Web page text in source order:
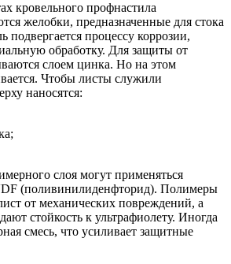
кровельного профнастила
желобки, предназначенные для стока
подвергается процессу коррозии,
обработку. Для защиты от
слоем цинка. Но на этом
Чтобы листы служили
наносятся:
слоя могут применяться
(поливинилиденфторид). Полимеры
от механических повреждений, а
стойкость к ультрафиолету. Иногда
смесь, что усиливает защитные